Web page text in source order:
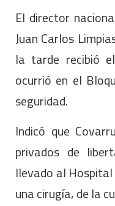
El director
Juan Carlos
la tarde recibió
ocurrió en el
seguridad.
Indicó que
privados de
llevado al
una cirugía, de la